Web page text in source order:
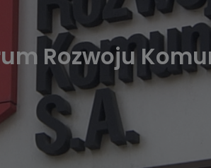
Rozwoju